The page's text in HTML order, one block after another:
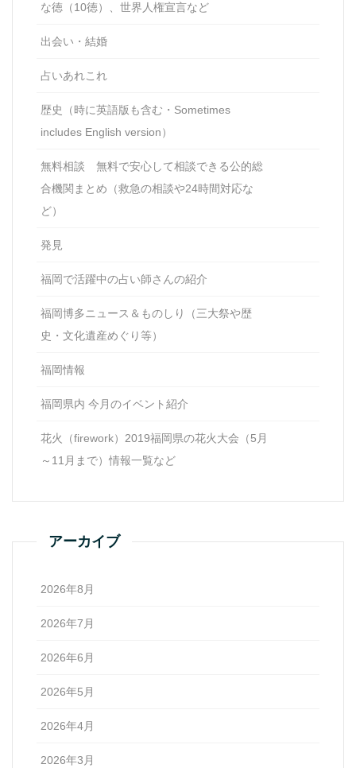
な徳（10徳）、世界人権宣言など
出会い・結婚
占いあれこれ
歴史（時に英語版も含む・Sometimes
includes English version）
無料相談 無料で安心して相談できる公的総
合機関まとめ（救急の相談や24時間対応な
ど）
発見
福岡で活躍中の占い師さんの紹介
福岡博多ニュース＆ものしり（三大祭や歴
史・文化遺産めぐり等）
福岡情報
福岡県内 今月のイベント紹介
花火（firework）2019福岡県の花火大会（5月
～11月まで）情報一覧など
アーカイブ
2026年8月
2026年7月
2026年6月
2026年5月
2026年4月
2026年3月